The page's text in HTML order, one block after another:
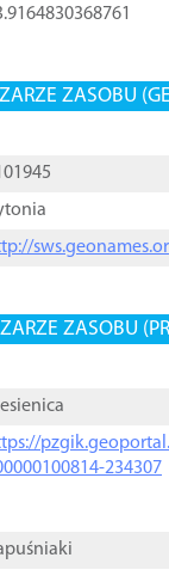
ZASOBU
ZASOBU
234307